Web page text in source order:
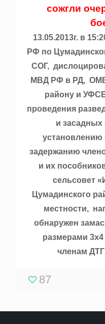
сожгли
13.05.2013г. в
РФ по
СОГ,
МВД РФ в РД,
району и
проведения
и
установлению
задержанию
и их
сельсовет
Цумадинского
местности,
обнаружен
размерами
членам
87